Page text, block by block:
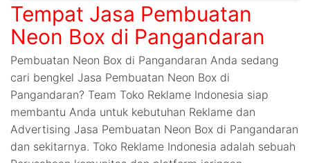
Tempat Jasa Pembuatan
Neon Box di Pangandaran
Pembuatan Neon Box di Pangandaran Anda sedang
cari bengkel Jasa Pembuatan Neon Box di
Pangandaran? Team Toko Reklame Indonesia siap
membantu Anda untuk kebutuhan Reklame dan
Advertising Jasa Pembuatan Neon Box di Pangandaran
dan sekitarnya. Toko Reklame Indonesia adalah sebuah